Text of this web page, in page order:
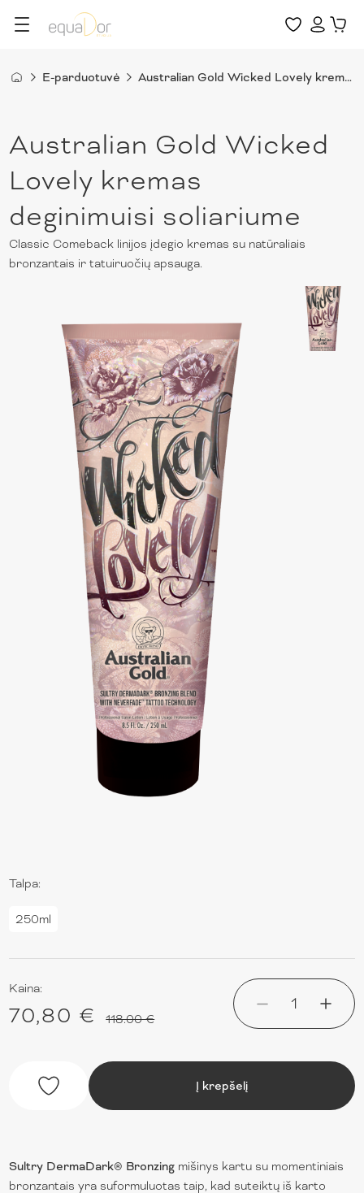
E-parduotuvė Australian Gold Wicked Lovely kremas deginimuisi soliariume
Australian Gold Wicked
Lovely kremas
deginimuisi soliariume
Classic Comeback linijos įdegio kremas su natūraliais
bronzantais ir tatuiruočių apsauga.
Talpa:
250ml
Kaina:
70,80 € 118.00 €
1
Į krepšelį
Sultry DermaDark® Bronzing mišinys kartu su momentiniais
bronzantais yra suformuluotas taip, kad suteiktų iš karto